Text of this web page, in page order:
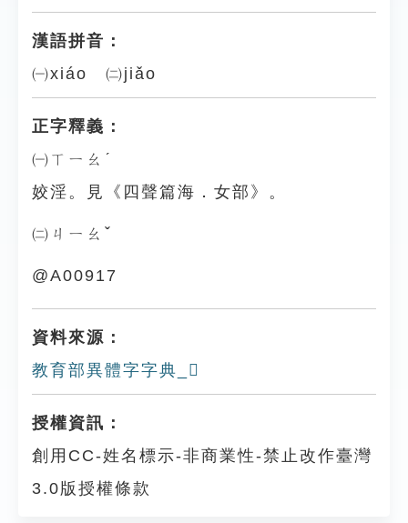
漢語拼音：
㈠xiáo ㈡jiǎo
正字釋義：
㈠ㄒㄧㄠˊ
姣淫。見《四聲篇海．女部》。
㈡ㄐㄧㄠˇ
@A00917
資料來源：
教育部異體字字典_𤕢
授權資訊：
創用CC-姓名標示-非商業性-禁止改作臺灣
3.0版授權條款